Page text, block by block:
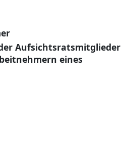
Aufsichtsratsmitglieder
eines